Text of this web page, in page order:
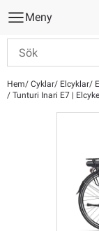
Meny
Hem Cyklar Elcyklar
Tunturi Inari E7 |